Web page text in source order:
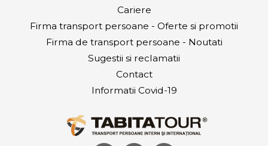
Cariere
Firma transport persoane - Oferte si promotii
Firma de transport persoane - Noutati
Sugestii si reclamatii
Contact
Informatii Covid-19